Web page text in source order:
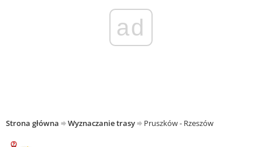
ad
Strona główna Wyznaczanie trasy Pruszków - Rzeszów